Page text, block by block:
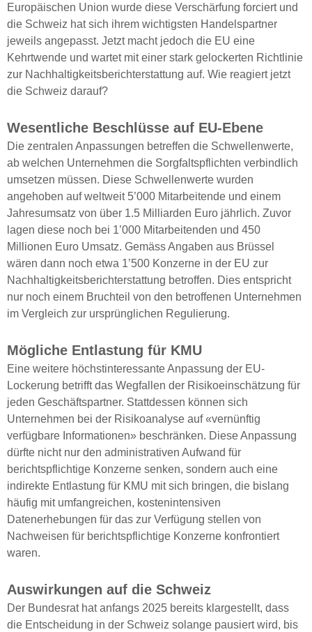
Europäischen Union wurde diese Verschärfung forciert und
die Schweiz hat sich ihrem wichtigsten Handelspartner
jeweils angepasst. Jetzt macht jedoch die EU eine
Kehrtwende und wartet mit einer stark gelockerten Richtlinie
zur Nachhaltigkeitsberichterstattung auf. Wie reagiert jetzt
die Schweiz darauf?
Wesentliche Beschlüsse auf EU-Ebene
Die zentralen Anpassungen betreffen die Schwellenwerte,
ab welchen Unternehmen die Sorgfaltspflichten verbindlich
umsetzen müssen. Diese Schwellenwerte wurden
angehoben auf weltweit 5’000 Mitarbeitende und einem
Jahresumsatz von über 1.5 Milliarden Euro jährlich. Zuvor
lagen diese noch bei 1’000 Mitarbeitenden und 450
Millionen Euro Umsatz. Gemäss Angaben aus Brüssel
wären dann noch etwa 1’500 Konzerne in der EU zur
Nachhaltigkeitsberichterstattung betroffen. Dies entspricht
nur noch einem Bruchteil von den betroffenen Unternehmen
im Vergleich zur ursprünglichen Regulierung.
Mögliche Entlastung für KMU
Eine weitere höchstinteressante Anpassung der EU-
Lockerung betrifft das Wegfallen der Risikoeinschätzung für
jeden Geschäftspartner. Stattdessen können sich
Unternehmen bei der Risikoanalyse auf «vernünftig
verfügbare Informationen» beschränken. Diese Anpassung
dürfte nicht nur den administrativen Aufwand für
berichtspflichtige Konzerne senken, sondern auch eine
indirekte Entlastung für KMU mit sich bringen, die bislang
häufig mit umfangreichen, kostenintensiven
Datenerhebungen für das zur Verfügung stellen von
Nachweisen für berichtspflichtige Konzerne konfrontiert
waren.
Auswirkungen auf die Schweiz
Der Bundesrat hat anfangs 2025 bereits klargestellt, dass
die Entscheidung in der Schweiz solange pausiert wird, bis